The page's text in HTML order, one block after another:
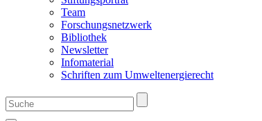
Team
Forschungsnetzwerk
Bibliothek
Newsletter
Infomaterial
Schriften zum Umweltenergierecht